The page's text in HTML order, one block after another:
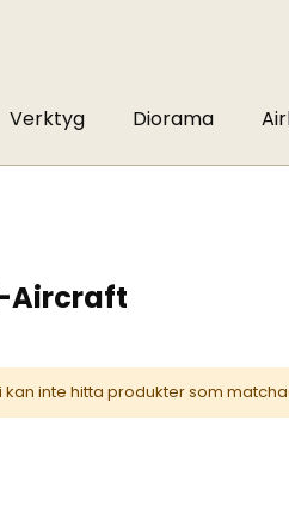
Verktyg Diorama
Aircraft
kan inte hitta produkter som